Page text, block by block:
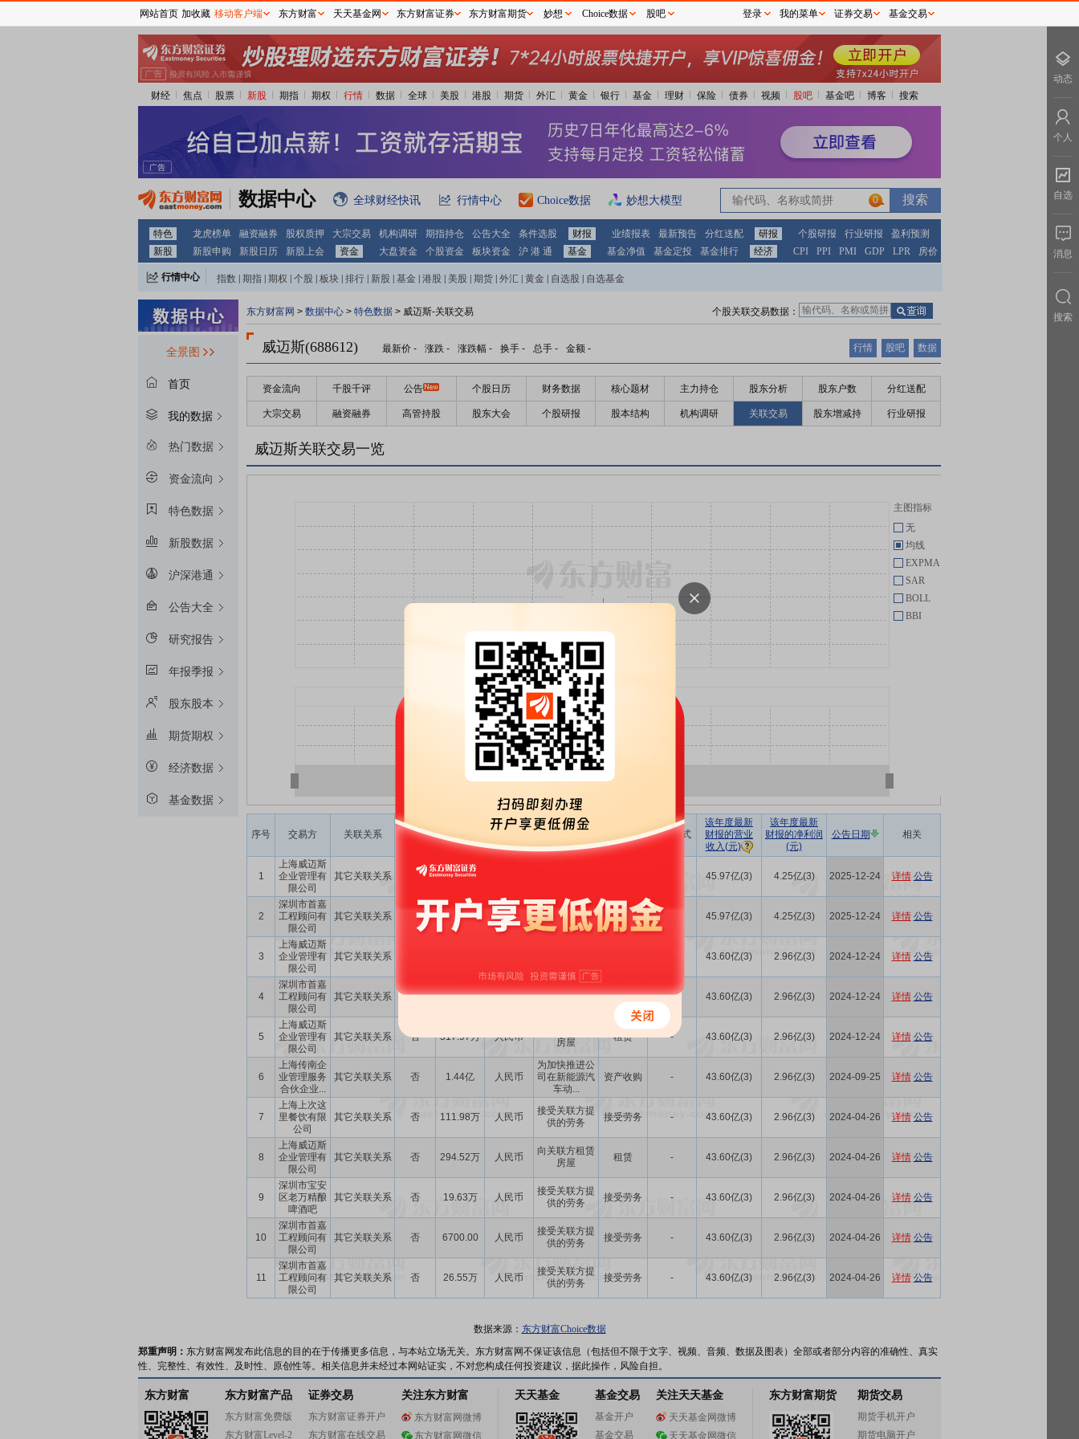
财经 焦点 股票 新股 期指 期权 行情 数据 全球 美股 港股 期货 外汇 黄金 银行 基金 理财 保险 债券 视频 股吧 基金吧 博客 搜索
数据中心 全球财经快讯 行情中心 Choice数据 妙想大模型 0
特色 龙虎榜单 融资融券 股权质押 大宗交易 机构调研 期指持仓 公告大全 条件选股 财报 业绩报表 最新预告 分红送配 研报 个股研报 行业研报
盈利预测
新股
新股申购 新股日历 新股上会 资金 大盘资金 个股资金 板块资金 沪 港 通 基金 基金净值 基金定投 基金排行 经济 CPI PPI PMI GDP LPR 房价
行情中心 指数 期指 期权 个股 板块 排行 新股 基金 港股 美股 期货 外汇 黄金 自选股 自选基金
全景图
首页
我的数据
热门数据
资金流向
特色数据
新股数据
沪深港通
公告大全
研究报告
年报季报
股东股本
期货期权
经济数据
基金数据
东方财富网 > 数据中心 > 特色数据 > 威迈斯-关联交易 个股关联交易数据：
威迈斯(688612) 最新价 - 涨跌 - 涨跌幅 - 换手 - 总手 - 金额 - 行情 股吧 数据
资金流向 千股千评 公告 个股日历 财务数据 核心题材 主力持仓 股东分析 股东户数 分红送配
大宗交易 融资融券 高管持股 股东大会 个股研报 股本结构 机构调研 关联交易 股东增减持 行业研报
威迈斯关联交易一览
主图指标
无
均线
EXPMA
SAR
BOLL
BBI
序号 交易方 关联关系
是否存在
控制关系
(元)
交易方式 支付方式
该年度最新
财报的营业
收入(元)
该年度最新
财报的净利润
(元)
公告日期 相关
1
上海威迈斯
企业管理有
限公司
其它关联关系 否 1537.70万 45.97亿(3) 4.25亿(3) 2025-12-24 详情 公告
2
深圳市首嘉
工程顾问有
限公司
其它关联关系 否 23.46万 人民币
接受关联方提
供的劳务
接受劳务 45.97亿(3) 4.25亿(3) 2025-12-24 详情 公告
3
上海威迈斯
企业管理有
限公司
其它关联关系 43.60亿(3) 2.96亿(3) 2024-12-24 详情 公告
4
深圳市首嘉
工程顾问有
限公司
其它关联关系 否 38.79万 人民币
接受关联方提
接受劳务 - 43.60亿(3) 2.96亿(3) 2024-12-24 详情 公告
5
上海威迈斯
企业管理有
限公司
其它关联关系 否 517.97万 人民币
房屋
租赁 - 43.60亿(3) 2.96亿(3) 2024-12-24 详情 公告
6
上海传南企
业管理服务
合伙企业...
其它关联关系 否 1.44亿 人民币
为加快推进公
司在新能源汽
车动...
资产收购 - 43.60亿(3) 2.96亿(3) 2024-09-25 详情 公告
7
上海上次这
里餐饮有限
公司
其它关联关系 否 111.98万 人民币
接受关联方提
供的劳务
接受劳务 - 43.60亿(3) 2.96亿(3) 2024-04-26 详情 公告
8
上海威迈斯
企业管理有
限公司
其它关联关系 否 294.52万 人民币
向关联方租赁
房屋
租赁 - 43.60亿(3) 2.96亿(3) 2024-04-26 详情 公告
9
深圳市宝安
区老万精酿
啤酒吧
其它关联关系 否 19.63万 人民币
接受关联方提
供的劳务
接受劳务 - 43.60亿(3) 2.96亿(3) 2024-04-26 详情 公告
10
深圳市首嘉
工程顾问有
限公司
其它关联关系 否 6700.00 人民币
接受关联方提
供的劳务
接受劳务 - 43.60亿(3) 2.96亿(3) 2024-04-26 详情 公告
11
深圳市首嘉
工程顾问有
限公司
其它关联关系 否 26.55万 人民币
接受关联方提
供的劳务
接受劳务 - 43.60亿(3) 2.96亿(3) 2024-04-26 详情 公告
数据来源： 东方财富Choice数据
郑重声明： 东方财富网发布此信息的目的在于传播更多信息，与本站立场无关。东方财富网不保证该信息（包括但不限于文字、视频、音频、数据及图表）全部或者部分内容的准确性、真实
性、完整性、有效性、及时性、原创性等。相关信息并未经过本网站证实，不对您构成任何投资建议，据此操作，风险自担。
东方财富 东方财富产品
东方财富免费版
东方财富Level-2
证券交易
东方财富证券开户
东方财富在线交易
关注东方财富
东方财富网微博
东方财富网微信
天天基金 基金交易
基金开户
基金交易
关注天天基金
天天基金网微博
天天基金网微信
东方财富期货 期货交易
期货手机开户
期货电脑开户
网站首页 加收藏 移动客户端 东方财富 天天基金网 东方财富证券 东方财富期货 妙想 Choice数据 股吧 登录 我的菜单 证券交易 基金交易
动态
个人
自选
消息
搜索